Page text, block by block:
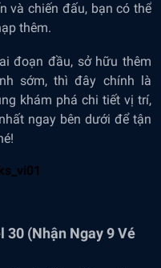
và chiến đấu, bạn có thể
thêm.
đoạn đầu, sở hữu thêm
sớm, thì đây chính là
khám phá chi tiết vị trí,
ngay bên dưới để tận
30 (Nhận Ngay 9 Vé